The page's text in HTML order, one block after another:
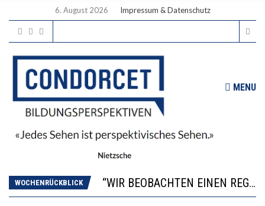
6. August 2026 Impressum & Datenschutz
MENU
WOCHENRÜCKBLICK
“WIR BEOBACHTEN EINEN REGELRECHTEN STURZFLUG BEI DEN LERNLEISTUNGEN”
DIE VERSTÄRKTE HARMONISIERUNG IM SCHULWESEN VERRINGERT DAS INNOVATIONSPOTENZIAL